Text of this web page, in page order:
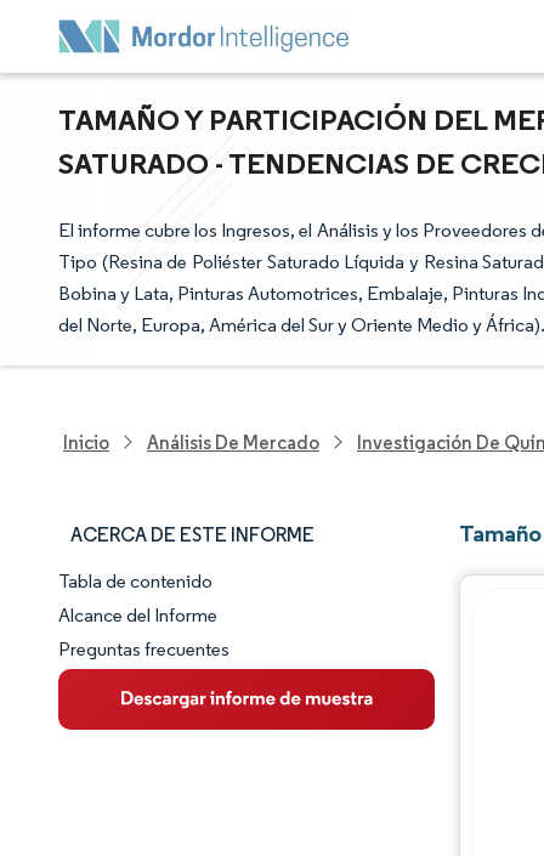
TAMAÑO Y PARTICIPACIÓN DEL
SATURADO - TENDENCIAS DE
El informe cubre los Ingresos, el Análisis y los Proveedores
Tipo (Resina de Poliéster Saturado Líquida y Resina
Bobina y Lata, Pinturas Automotrices, Embalaje, Pinturas
del Norte, Europa, América del Sur y Oriente Medio y África).
Inicio Análisis De Mercado Investigación De
ACERCA DE ESTE INFORME
Panorama del Mercado
Visión General del Mercado
Tendencias Principales del Mercado
Tabla de contenido
Alcance del Informe
Preguntas frecuentes